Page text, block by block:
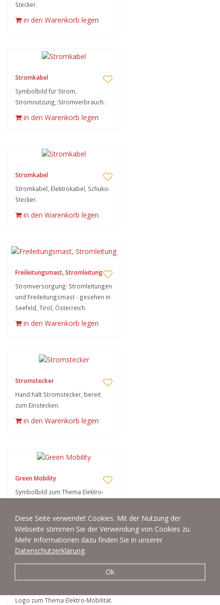
Diese Seite verwendet Cookies. Mit der Nutzung der
Webseite stimmen Sie der Verwendung von Cookies zu.
Mehr Informationen dazu finden Sie in unserer
Datenschutzerklärung.
Ok
Stecker.
in den Warenkorb legen
Stromkabel
Symbolbild für Strom,
Stromnutzung, Stromverbrauch.
in den Warenkorb legen
Stromkabel
Stromkabel, Elektrokabel, Schuko-
Stecker.
in den Warenkorb legen
Freileitungsmast, Stromleitung
Stromversorgung: Stromleitungen
und Freileitungsmast - gesehen in
Seefeld, Tirol, Österreich.
in den Warenkorb legen
Stromstecker
Hand hält Stromstecker, bereit
zum Einstecken.
in den Warenkorb legen
Green Mobility
Symbolbild zum Thema Elektro-
in den Warenkorb legen
Logo zum Thema Elektro-Mobilität.